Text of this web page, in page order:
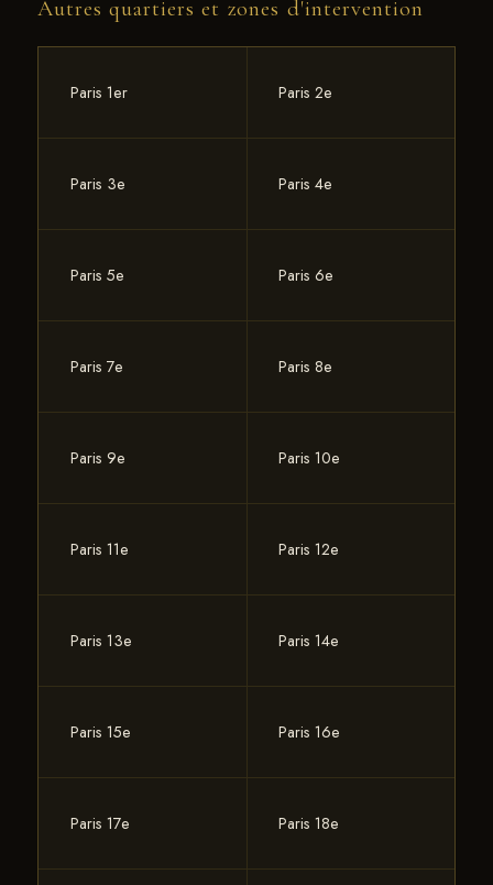
Tarif fixe 66 € TTC/m², réponse rapide, pas de
Autres quartiers et zones d'intervention
Paris 1er Paris 2e
Paris 3e Paris 4e
Paris 5e Paris 6e
Paris 7e Paris 8e
Paris 9e Paris 10e
Paris 11e Paris 12e
Paris 13e Paris 14e
Paris 15e Paris 16e
Paris 17e Paris 18e